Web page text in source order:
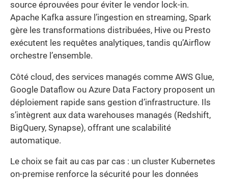
source éprouvées pour éviter le vendor lock-in.
Apache Kafka assure l’ingestion en streaming, Spark
gère les transformations distribuées, Hive ou Presto
exécutent les requêtes analytiques, tandis qu’Airflow
orchestre l’ensemble.
Côté cloud, des services managés comme AWS Glue,
Google Dataflow ou Azure Data Factory proposent un
déploiement rapide sans gestion d’infrastructure. Ils
s’intègrent aux data warehouses managés (Redshift,
BigQuery, Synapse), offrant une scalabilité
automatique.
Le choix se fait au cas par cas : un cluster Kubernetes
on-premise renforce la sécurité pour les données